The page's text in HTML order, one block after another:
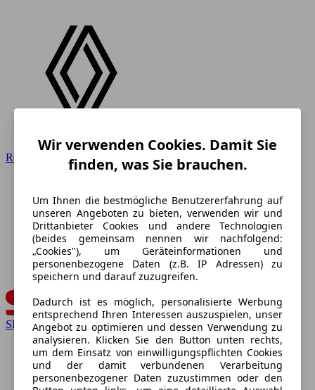
Renault
SEAT
Wir verwenden Cookies. Damit Sie
finden, was Sie brauchen.
Um Ihnen die bestmögliche Benutzererfahrung auf
unseren Angeboten zu bieten, verwenden wir und
Drittanbieter Cookies und andere Technologien
(beides gemeinsam nennen wir nachfolgend:
„Cookies"), um Geräteinformationen und
personenbezogene Daten (z.B. IP Adressen) zu
speichern und darauf zuzugreifen.
Dadurch ist es möglich, personalisierte Werbung
entsprechend Ihren Interessen auszuspielen, unser
Angebot zu optimieren und dessen Verwendung zu
analysieren. Klicken Sie den Button unten rechts,
um dem Einsatz von einwilligungspflichten Cookies
und der damit verbundenen Verarbeitung
personenbezogener Daten zuzustimmen oder den